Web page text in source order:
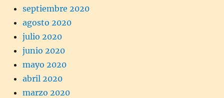
septiembre 2020
agosto 2020
julio 2020
junio 2020
mayo 2020
abril 2020
marzo 2020